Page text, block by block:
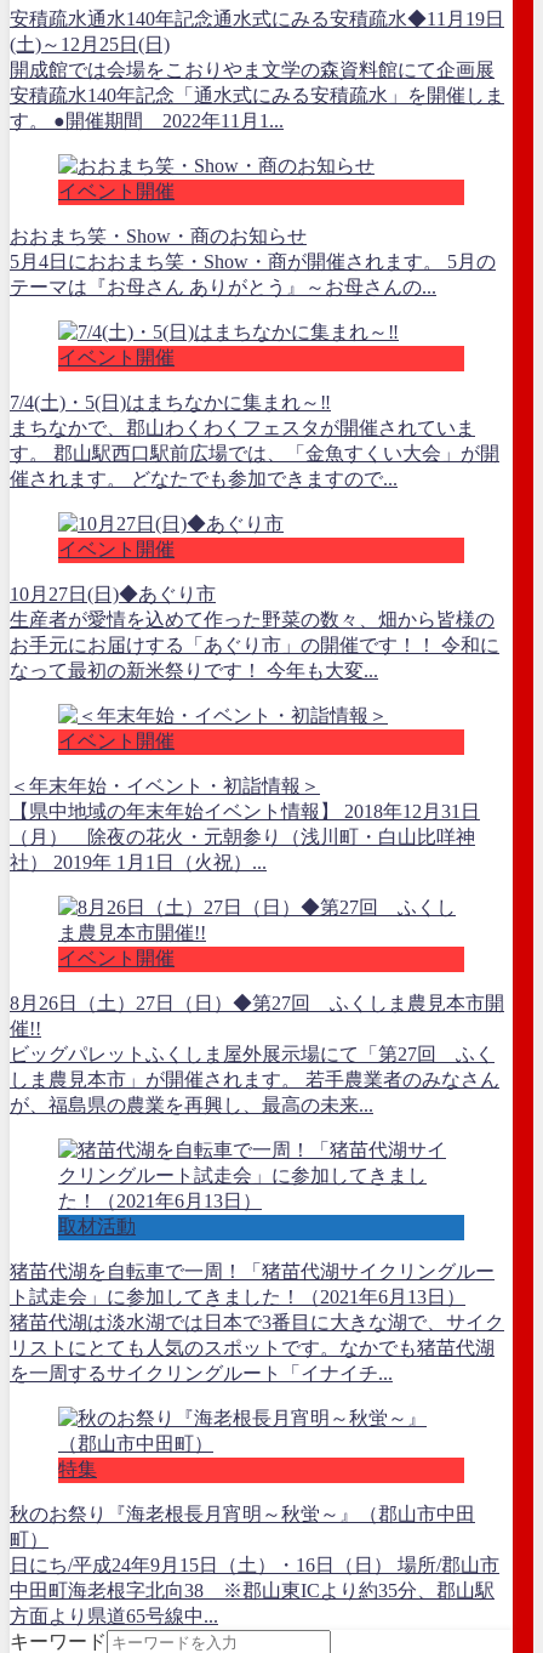
安積疏水通水140年記念通水式にみる安積疏水◆11月19日
(土)～12月25日(日)
開成館では会場をこおりやま文学の森資料館にて企画展
安積疏水140年記念「通水式にみる安積疏水」を開催しま
す。 ●開催期間 2022年11月1...
イベント開催
おおまち笑・Show・商のお知らせ
5月4日におおまち笑・Show・商が開催されます。 5月の
テーマは『お母さん ありがとう』～お母さんの...
イベント開催
7/4(土)・5(日)はまちなかに集まれ～‼
まちなかで、郡山わくわくフェスタが開催されていま
す。 郡山駅西口駅前広場では、「金魚すくい大会」が開
催されます。 どなたでも参加できますので...
イベント開催
10月27日(日)◆あぐり市
生産者が愛情を込めて作った野菜の数々、畑から皆様の
お手元にお届けする「あぐり市」の開催です！！ 令和に
なって最初の新米祭りです！ 今年も大変...
イベント開催
＜年末年始・イベント・初詣情報＞
【県中地域の年末年始イベント情報】 2018年12月31日
（月） 除夜の花火・元朝参り（浅川町・白山比咩神
社） 2019年 1月1日（火祝）...
イベント開催
8月26日（土）27日（日）◆第27回 ふくしま農見本市開
催!!
ビッグパレットふくしま屋外展示場にて「第27回 ふく
しま農見本市」が開催されます。 若手農業者のみなさん
が、福島県の農業を再興し、最高の未来...
取材活動
猪苗代湖を自転車で一周！「猪苗代湖サイクリングルー
ト試走会」に参加してきました！（2021年6月13日）
猪苗代湖は淡水湖では日本で3番目に大きな湖で、サイク
リストにとても人気のスポットです。なかでも猪苗代湖
を一周するサイクリングルート「イナイチ...
特集
秋のお祭り『海老根長月宵明～秋蛍～』（郡山市中田
町）
日にち/平成24年9月15日（土）・16日（日） 場所/郡山市
中田町海老根字北向38 ※郡山東ICより約35分、郡山駅
方面より県道65号線中...
キーワード